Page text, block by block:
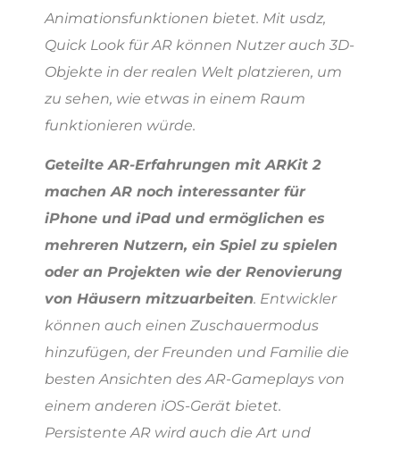
Animationsfunktionen bietet. Mit usdz,
Quick Look für AR können Nutzer auch 3D-
Objekte in der realen Welt platzieren, um
zu sehen, wie etwas in einem Raum
funktionieren würde.
Geteilte AR-Erfahrungen mit ARKit 2
machen AR noch interessanter für
iPhone und iPad und ermöglichen es
mehreren Nutzern, ein Spiel zu spielen
oder an Projekten wie der Renovierung
von Häusern mitzuarbeiten. Entwickler
können auch einen Zuschauermodus
hinzufügen, der Freunden und Familie die
besten Ansichten des AR-Gameplays von
einem anderen iOS-Gerät bietet.
Persistente AR wird auch die Art und